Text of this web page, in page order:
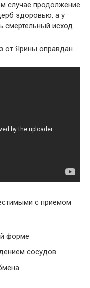
случае продолжение
здоровью, а у
смертельный исход.
от Ярины оправдан.
с приемом
форме
сосудов